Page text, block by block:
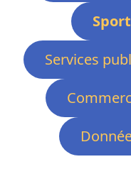
Services